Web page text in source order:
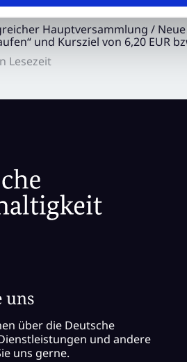
Hauptversammlung /
und Kursziel von 6,20 EUR
Lesezeit
uns
über die Deutsche
und andere
uns gerne.